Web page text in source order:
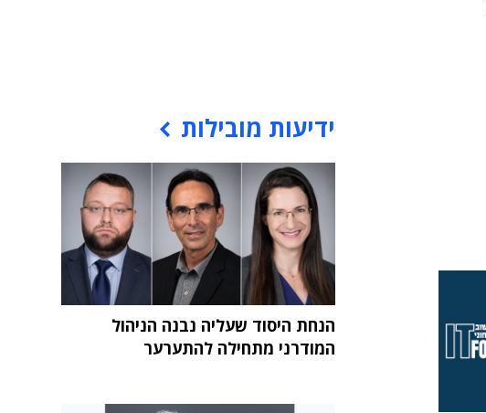
ידיעות מובילות
הנחת היסוד שעליה נבנה הניהול
המודרני מתחילה להתערער